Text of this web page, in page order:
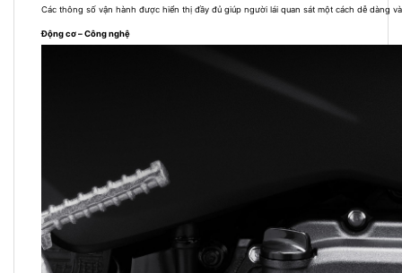
Các thông số vận hành được hiển thị đầy đủ giúp người lái quan sát một cách dễ dàng
Động cơ – Công nghệ